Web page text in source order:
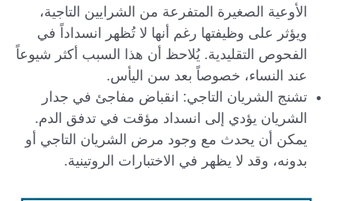
الأوعية الصغيرة المتفرعة من الشرايين التاجية،
ويؤثر على وظيفتها رغم أنها لا تُظهر انسداداً في
الفحوص التقليدية. يُلاحظ أن هذا السبب أكثر شيوعاً
عند النساء، خصوصاً بعد سن اليأس.
تشنج الشريان التاجي: انقباض مفاجئ في جدار
الشريان يؤدي إلى انسداد مؤقت في تدفق الدم.
يمكن أن يحدث مع وجود مرض الشريان التاجي أو
بدونه، وقد لا يظهر في الاختبارات الروتينية.